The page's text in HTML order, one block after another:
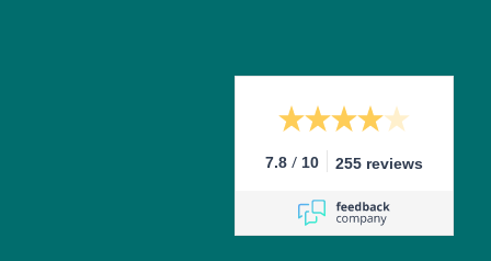
7.8 / 10 255 reviews